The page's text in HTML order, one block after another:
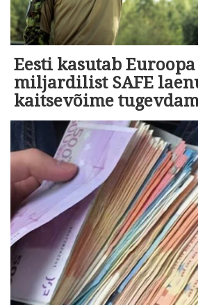
Eesti kasutab
miljardilist SAFE
kaitsevõime